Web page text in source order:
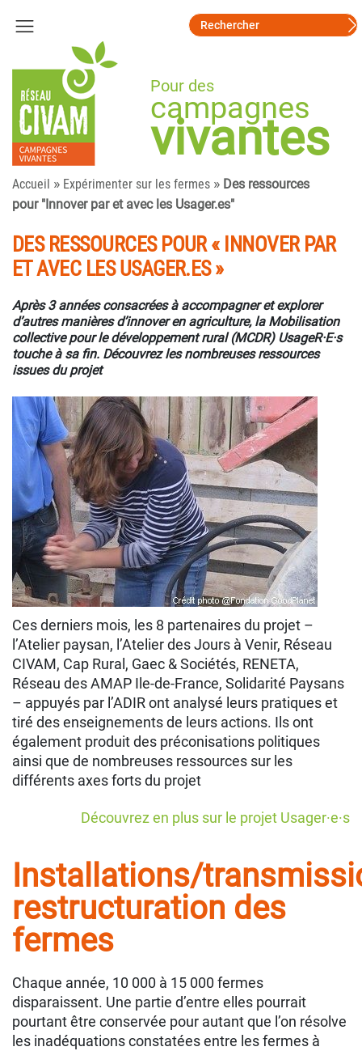
Pour des
campagnes
vivantes
Accueil » Expérimenter sur les fermes » Des ressources
pour "Innover par et avec les Usager.es"
DES RESSOURCES POUR « INNOVER PAR
ET AVEC LES USAGER.ES »
Après 3 années consacrées à accompagner et explorer
d’autres manières d’innover en agriculture, la Mobilisation
collective pour le développement rural (MCDR) UsageR·E·s
touche à sa fin. Découvrez les nombreuses ressources
issues du projet
Ces derniers mois, les 8 partenaires du projet –
l’Atelier paysan, l’Atelier des Jours à Venir, Réseau
CIVAM, Cap Rural, Gaec & Sociétés, RENETA,
Réseau des AMAP Ile-de-France, Solidarité Paysans
– appuyés par l’ADIR ont analysé leurs pratiques et
tiré des enseignements de leurs actions. Ils ont
également produit des préconisations politiques
ainsi que de nombreuses ressources sur les
différents axes forts du projet
Découvrez en plus sur le projet Usager·e·s
Installations/
restructuration des
fermes
Chaque année, 10 000 à 15 000 fermes
disparaissent. Une partie d’entre elles pourrait
pourtant être conservée pour autant que l’on résolve
les inadéquations constatées entre les fermes à